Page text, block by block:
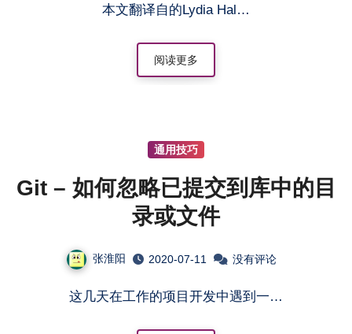
本文翻译自的Lydia Hal…
阅读更多
通用技巧
Git – 如何忽略已提交到库中的目
录或文件
张淮阳 2020-07-11 没有评论
这几天在工作的项目开发中遇到一…